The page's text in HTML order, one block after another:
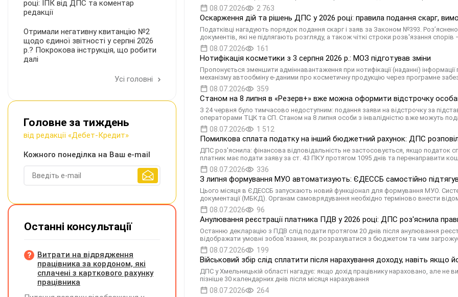
08.07.2026 2 763
Оскарження дій та рішень ДПС у 2026 році: правила подання скарг,
Податківці нагадують порядок подання скарг і заяв за Законом №393.
документів, які не підлягають розгляду, а також чіткі строки розв'язання
08.07.2026 161
Нотифікація косметики з 3 серпня 2026 р.: МОЗ підготував зміни
Пропонується зменшити адміннавантаження при нотифікації (наданні)
механізму автообміну е-даними про косметичну продукцію через програмне
08.07.2026 359
Станом на 8 липня в «Резерв+» вже можна оформити відстрочку
З 24 червня було тимчасово недоступним: подання заяви на відстрочку за
операторами ТЦК та СП. Станом на 8 липня особи з інвалідністю вже можуть
08.07.2026 1 512
Помилкова сплата податку на інший бюджетний рахунок: ДПС
ДПС роз'яснила: фінансова відповідальність не застосовується, якщо податок
платник має подати заяву за ст. 43 ПКУ протягом 1095 днів та перенаправити
08.07.2026 336
З липня формування МУО автоматизують: ЄДЕССБ самостійно
Цього місяця в ЄДЕССБ запускають новий функціонал для формування МУО.
документації (МБКД). Органам самоврядування необхідно терміново внести
08.07.2026 96
Анулювання реєстрації платника ПДВ у 2026 році: ДПС роз'яснила
Останню декларацію з ПДВ слід подати протягом 20 днів після анулювання
відображати умовні зобов'язання, як розрахуватися з бюджетом та чим
08.07.2026 199
Військовий збір слід сплатити після нарахування доходу, навіть
ДПС у Хмельницькій області нагадує: якщо дохід працівнику нараховано, але не
пізніше 30 календарних днів після місяця нарахування
08.07.2026 264
році: ІПК від ДПС та коментар
редакції
Отримали негативну квитанцію №2
щодо єдиної звітності у серпні 2026
р.? Покрокова інструкція, що робити
далі
Усі головні
Головне за тиждень
від редакції «Дебет-Кредит»
Кожного понеділка на Ваш e-mail
Останні консультації
Витрати на відрядження
працівника за кордоном, які
сплачені з карткового рахунку
працівника